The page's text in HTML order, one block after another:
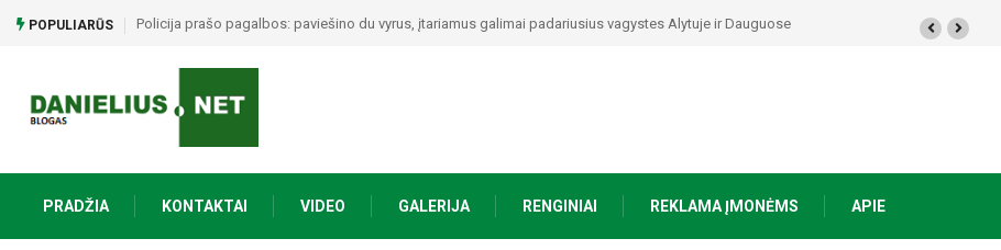
POPULIARŪS Policija prašo pagalbos: paviešino du vyrus, įtariamus galimai padariusius vagystes Alytuje ir Dauguose
PRADŽIA KONTAKTAI VIDEO GALERIJA RENGINIAI REKLAMA ĮMONĖMS APIE